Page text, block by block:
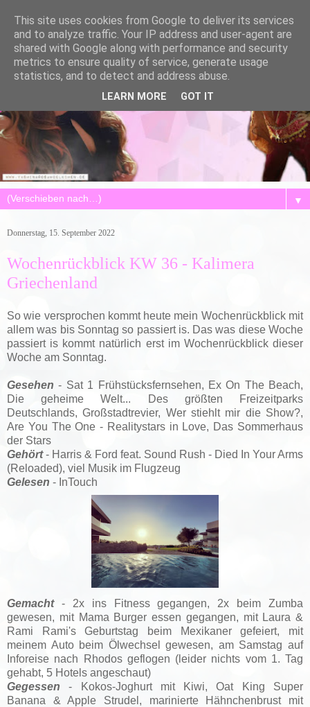
▼
Donnerstag, 15. September 2022
Wochenrückblick KW 36 - Kalimera
Griechenland
So wie versprochen kommt heute mein Wochenrückblick mit
allem was bis Sonntag so passiert is. Das was diese Woche
passiert is kommt natürlich erst im Wochenrückblick dieser
Woche am Sonntag.
Gesehen - Sat 1 Frühstücksfernsehen, Ex On The Beach,
Die geheime Welt... Des größten Freizeitparks
Deutschlands, Großstadtrevier, Wer stiehlt mir die Show?,
Are You The One - Realitystars in Love, Das Sommerhaus
der Stars
Gehört- Harris & Ford feat. Sound Rush - Died In Your Arms
(Reloaded), viel Musik im Flugzeug
Gelesen - InTouch
Gemacht- 2x ins Fitness gegangen, 2x beim Zumba
gewesen, mit Mama Burger essen gegangen, mit Laura &
Rami Rami's Geburtstag beim Mexikaner gefeiert, mit
meinem Auto beim Ölwechsel gewesen, am Samstag auf
Inforeise nach Rhodos geflogen (leider nichts vom 1. Tag
gehabt, 5 Hotels angeschaut)
Gegessen - Kokos-Joghurt mit Kiwi, Oat King Super
Banana & Apple Strudel, marinierte Hähnchenbrust mit
This site uses cookies from Google to deliver its services
and to analyze traffic. Your IP address and user-agent are
shared with Google along with performance and security
metrics to ensure quality of service, generate usage
statistics, and to detect and address abuse.
LEARN MORE GOT IT